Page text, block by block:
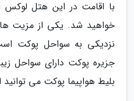
با اقامت در این هتل لوکس
خواهید شد. یکی از مزیت
نزدیکی به سواحل پوکت
جزیره پوکت دارای سواحل
بلیط هواپیما پوکت می توانید